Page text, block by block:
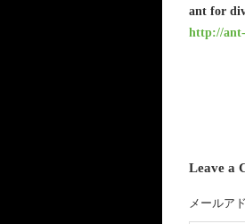
ant for
http://
Leave a
メールア